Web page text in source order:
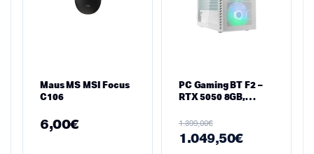
Maus MS MSI Focus
C106
6,00€
PC Gaming BT F2 –
RTX 5050 8GB,
16GB RAM, 512GB
SSD M.2
1.399,00€
1.049,50€